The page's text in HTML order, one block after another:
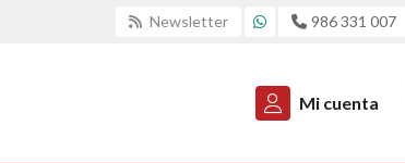
Newsletter 986 331 007
Mi cuenta